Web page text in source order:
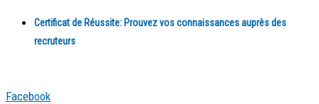
Certificat de Réussite: Prouvez vos connaissances auprès des
recruteurs
Facebook